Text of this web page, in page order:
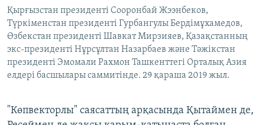
Қырғызстан президенті Сооронбай Жээнбеков,
Түркіменстан президенті Гурбангулы Бердімұхамедов,
Өзбекстан президенті Шавкат Мирзияев, Қазақстанның
экс-президенті Нұрсұлтан Назарбаев және Тәжікстан
президенті Эмомали Рахмон Ташкенттегі Орталық Азия
елдері басшылары саммитінде. 29 қараша 2019 жыл.
"Көпвекторлы" саясаттың арқасында Қытаймен де,